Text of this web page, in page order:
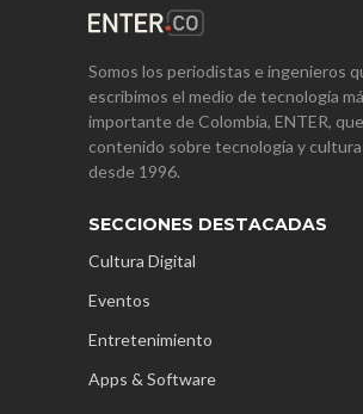
Somos los periodistas e ingenieros
escribimos el medio de tecnología
importante de Colombia, ENTER,
contenido sobre tecnología y
desde 1996.
SECCIONES DESTACADAS
Cultura Digital
Eventos
Entretenimiento
Apps & Software